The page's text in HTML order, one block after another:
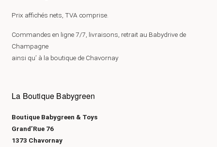
Prix affichés nets, TVA comprise.
Commandes en ligne 7/7, livraisons, retrait au Babydrive de
Champagne
ainsi qu’ à la boutique de Chavornay
La Boutique Babygreen
Boutique Babygreen & Toys
Grand’Rue 76
1373 Chavornay